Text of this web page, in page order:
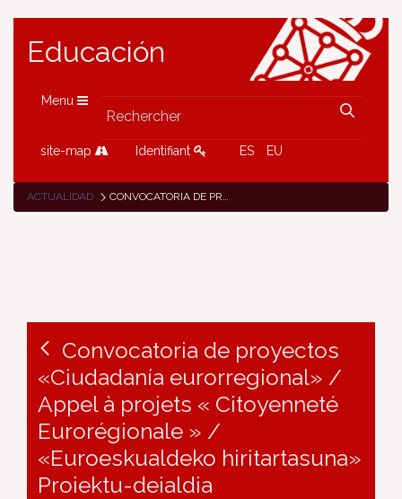
Educación
Menu
site-map Identifiant ES EU
ACTUALIDAD CONVOCATORIA DE PROYECTOS «CIUDADANÍA EURORREGIONAL» / APPEL À PROJETS « CITOYENNETÉ EURORÉGIONALE » / «EUROESKUALDEKO HIRITARTASUNA» PROIEKTU-DEIALDIA
Convocatoria de proyectos
«Ciudadanía eurorregional» /
Appel à projets « Citoyenneté
Eurorégionale » /
«Euroeskualdeko hiritartasuna»
Proiektu-deialdia